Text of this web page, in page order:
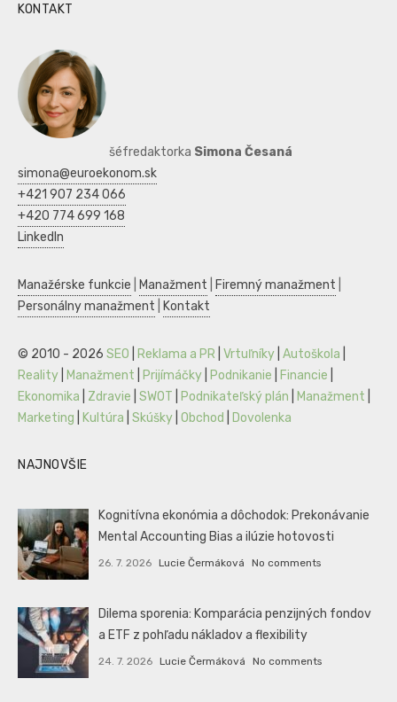
KONTAKT
šéfredaktorka Simona Česaná
simona@euroekonom.sk
+421 907 234 066
+420 774 699 168
LinkedIn
Manažérske funkcie Manažment Firemný manažment
Personálny manažment
Kontakt
© 2010 - 2026 SEO Reklama a PR Vrtuľníky Autoškola
Reality
Manažment Prijímáčky Podnikanie Financie
Ekonomika
Zdravie SWOT Podnikateľský plán Manažment
Marketing
Kultúra Skúšky Obchod Dovolenka
NAJNOVŠIE
Kognitívna ekonómia a dôchodok: Prekonávanie
Mental Accounting Bias a ilúzie hotovosti
26. 7. 2026 Lucie Čermáková No comments
Dilema sporenia: Komparácia penzijných fondov
a ETF z pohľadu nákladov a flexibility
24. 7. 2026 Lucie Čermáková No comments